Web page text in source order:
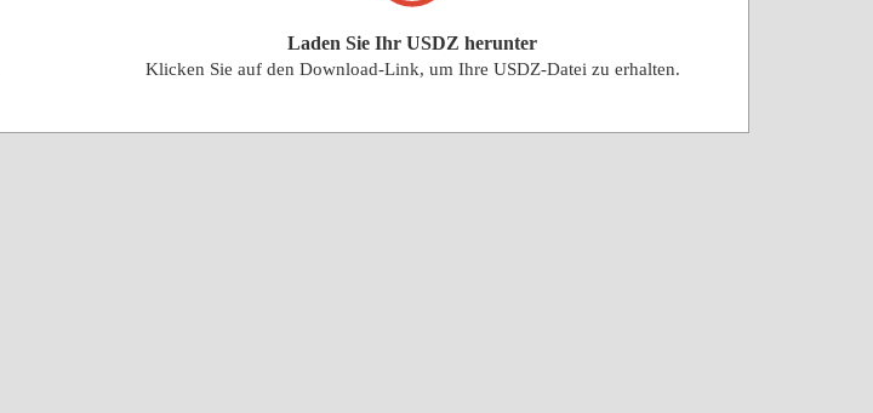
Laden Sie Ihr USDZ herunter
Klicken Sie auf den Download-Link, um Ihre USDZ-Datei zu erhalten.